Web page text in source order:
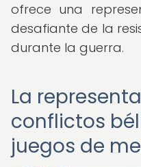
ofrece una
desafiante de la
durante la guerra.
La
conflictos
juegos de